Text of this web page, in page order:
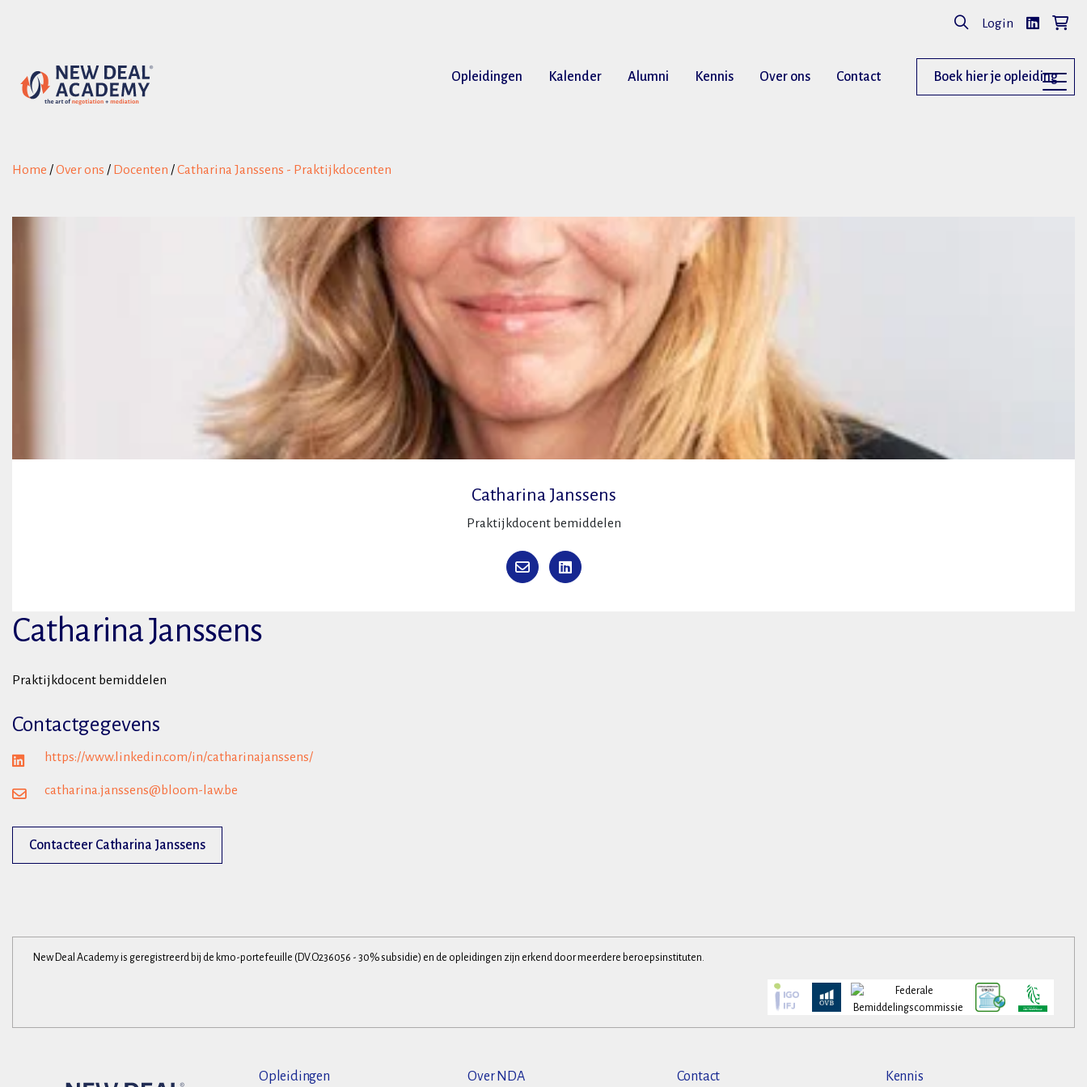
Login
Opleidingen Kalender Alumni Kennis Over ons Contact Boek hier je opleiding
Home /Over ons / Docenten /Catharina Janssens - Praktijkdocenten
Catharina Janssens
Praktijkdocent bemiddelen
Catharina Janssens
Praktijkdocent bemiddelen
Contactgegevens
https://www.linkedin.com/in/catharinajanssens/
catharina.janssens@bloom-law.be
Contacteer Catharina Janssens
New Deal Academy is geregistreerd bij de kmo-portefeuille (DV.O236056 - 30% subsidie) en de opleidingen zijn erkend door meerdere beroepsinstituten.
Opleidingen Over NDA Contact Kennis